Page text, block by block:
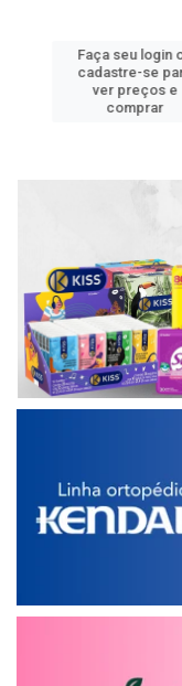
Faça seu login ou
cadastre-se para
ver preços e
comprar